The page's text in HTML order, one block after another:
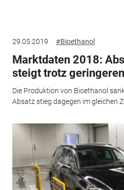
29.05.2019 #Bioethanol
Marktdaten 2018:
steigt trotz
Die Produktion von Bioethanol
Absatz stieg dagegen im gleichen